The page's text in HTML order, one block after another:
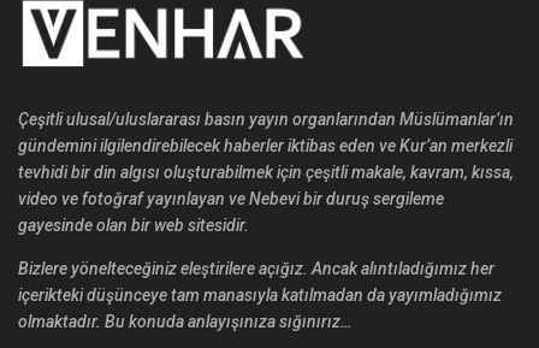
Çeşitli ulusal/uluslararası basın yayın organlarından Müslümanlar’ın
gündemini ilgilendirebilecek haberler iktibas eden ve Kur’an merkezli
tevhidi bir din algısı oluşturabilmek için çeşitli makale, kavram, kıssa,
video ve fotoğraf yayınlayan ve Nebevi bir duruş sergileme
gayesinde olan bir web sitesidir.
Bizlere yönelteceğiniz eleştirilere açığız. Ancak alıntıladığımız her
içerikteki düşünceye tam manasıyla katılmadan da yayımladığımız
olmaktadır. Bu konuda anlayışınıza sığınırız…